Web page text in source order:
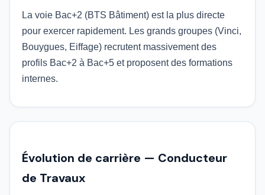
La voie Bac+2 (BTS Bâtiment) est la plus directe
pour exercer rapidement. Les grands groupes (Vinci,
Bouygues, Eiffage) recrutent massivement des
profils Bac+2 à Bac+5 et proposent des formations
internes.
Évolution de carrière — Conducteur
de Travaux